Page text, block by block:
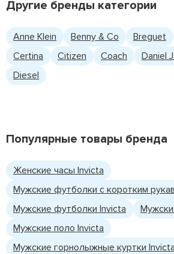
Другие бренды категории
Anne Klein Benny & Co Breguet
Certina
Citizen Coach
Daniel
Diesel
Популярные товары бренда
Женские часы Invicta
Мужские футболки с коротким
Мужские футболки Invicta
Мужские полo Invicta
Мужские горнолыжные куртки Invicta